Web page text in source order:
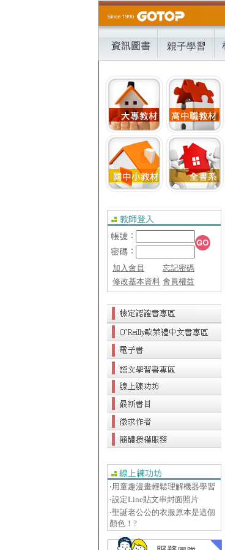
加入會員
忘記密碼
修改基本資料 會員權益
‧用童趣漫畫輕鬆理解機器學習
‧設定Line貼文串封面照片
‧聖誕老公公的衣服原本是這個
顏色！?